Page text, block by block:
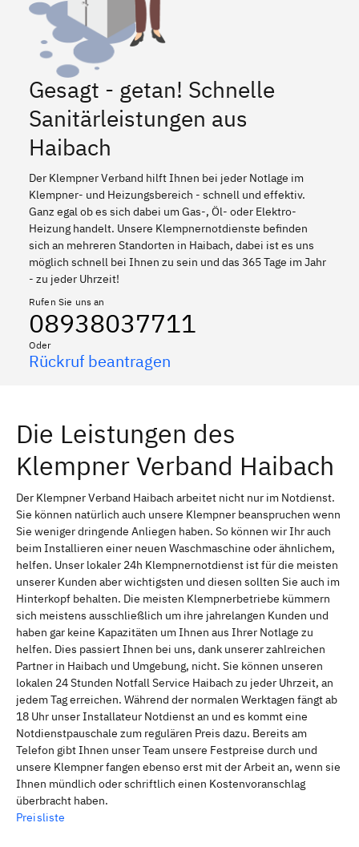
Gesagt - getan! Schnelle
Sanitärleistungen aus
Haibach
Der Klempner Verband hilft Ihnen bei jeder Notlage im
Klempner- und Heizungsbereich - schnell und effektiv.
Ganz egal ob es sich dabei um Gas-, Öl- oder Elektro-
Heizung handelt. Unsere Klempnernotdienste befinden
sich an mehreren Standorten in Haibach, dabei ist es uns
möglich schnell bei Ihnen zu sein und das 365 Tage im Jahr
- zu jeder Uhrzeit!
Rufen Sie uns an
08938037711
Oder
Rückruf beantragen
Die Leistungen des
Klempner Verband Haibach
Der Klempner Verband Haibach arbeitet nicht nur im Notdienst.
Sie können natürlich auch unsere Klempner beanspruchen wenn
Sie weniger dringende Anliegen haben. So können wir Ihr auch
beim Installieren einer neuen Waschmaschine oder ähnlichem,
helfen. Unser lokaler 24h Klempnernotdienst ist für die meisten
unserer Kunden aber wichtigsten und diesen sollten Sie auch im
Hinterkopf behalten. Die meisten Klempnerbetriebe kümmern
sich meistens ausschließlich um ihre jahrelangen Kunden und
haben gar keine Kapazitäten um Ihnen aus Ihrer Notlage zu
helfen. Dies passiert Ihnen bei uns, dank unserer zahlreichen
Partner in Haibach und Umgebung, nicht. Sie können unseren
lokalen 24 Stunden Notfall Service Haibach zu jeder Uhrzeit, an
jedem Tag erreichen. Während der normalen Werktagen fängt ab
18 Uhr unser Installateur Notdienst an und es kommt eine
Notdienstpauschale zum regulären Preis dazu. Bereits am
Telefon gibt Ihnen unser Team unsere Festpreise durch und
unsere Klempner fangen ebenso erst mit der Arbeit an, wenn sie
Ihnen mündlich oder schriftlich einen Kostenvoranschlag
überbracht haben.
Preisliste